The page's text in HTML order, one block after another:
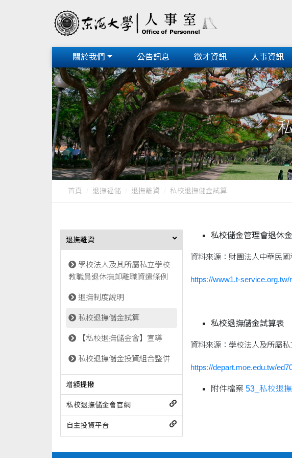
關於我們 公告訊息 徵才資訊 人事資訊
首頁 退撫福儲 退撫離資 私校退撫儲金試算
退撫離資
學校法人及其所屬私立學校
教職員退休撫卹離職資遣條例
退撫制度說明
私校退撫儲金試算
【私校退撫儲金會】宣導
私校退撫儲金投資組合整併
增額提撥
私校退撫儲金會官網
自主投資平台
私校儲金管理會退休
資料來源：財團法人中華民
https://www1.t-service.org.tw/
私校退撫儲金試算表
資料來源：學校法人及所屬
https://depart.moe.edu.tw/
附件檔案 53_私校退